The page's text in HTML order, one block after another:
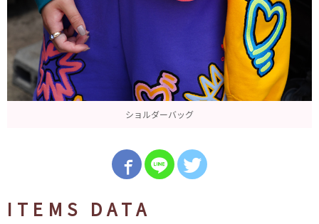
ショルダーバッグ
ITEMS DATA